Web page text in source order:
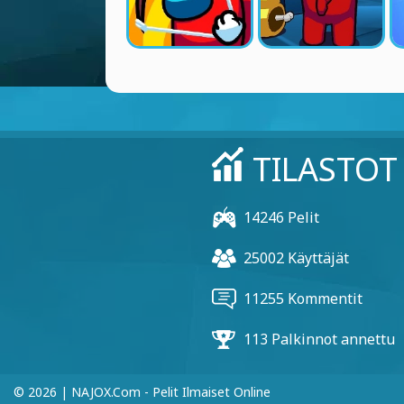
TILASTOT
14246 Pelit
25002 Käyttäjät
11255 Kommentit
113 Palkinnot annettu
© 2026 | NAJOX.com - Pelit Ilmaiset Online